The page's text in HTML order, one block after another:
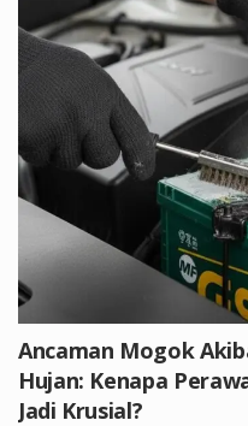
Ancaman Mogok
Hujan: Kenapa
Jadi Krusial?